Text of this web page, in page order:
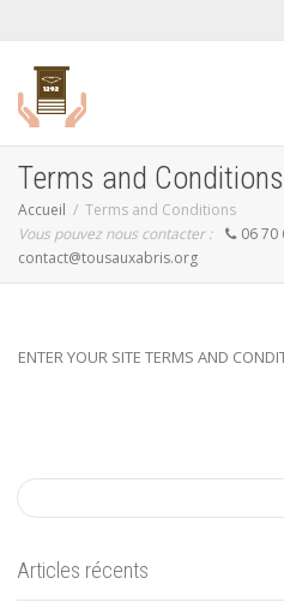
Terms and Conditions
Accueil
Terms and Conditions
Vous pouvez nous contacter :
06
contact@tousauxabris.org
ENTER YOUR SITE TERMS AND
Articles récents